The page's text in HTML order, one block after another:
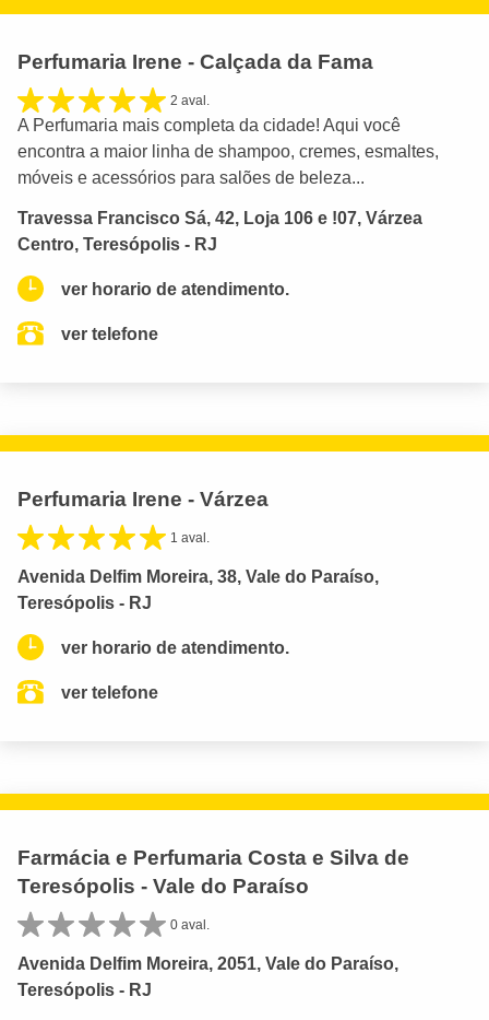
Perfumaria Irene - Calçada da Fama
2 aval.
A Perfumaria mais completa da cidade! Aqui você
encontra a maior linha de shampoo, cremes, esmaltes,
móveis e acessórios para salões de beleza...
Travessa Francisco Sá, 42, Loja 106 e !07, Várzea
Centro, Teresópolis - RJ
ver horario de atendimento.
ver telefone
Perfumaria Irene - Várzea
1 aval.
Avenida Delfim Moreira, 38, Vale do Paraíso,
Teresópolis - RJ
ver horario de atendimento.
ver telefone
Farmácia e Perfumaria Costa e Silva de
Teresópolis - Vale do Paraíso
0 aval.
Avenida Delfim Moreira, 2051, Vale do Paraíso,
Teresópolis - RJ